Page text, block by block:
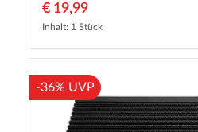
€ 19,99
Inhalt: 1 Stück
-36% UVP